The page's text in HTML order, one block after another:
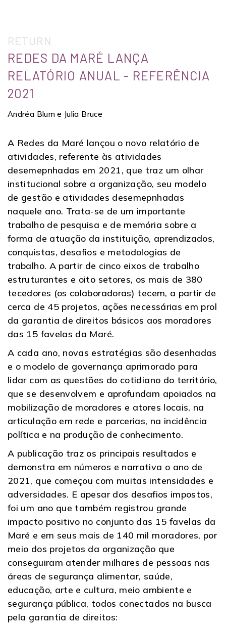
RETURN
REDES DA MARÉ LANÇA
RELATÓRIO ANUAL - REFERÊNCIA
2021
Andréa Blum e Julia Bruce
A Redes da Maré lançou o novo relatório de
atividades, referente às atividades
desemepnhadas em 2021, que traz um olhar
institucional sobre a organização, seu modelo
de gestão e atividades desemepnhadas
naquele ano. Trata-se de um importante
trabalho de pesquisa e de memória sobre a
forma de atuação da instituição, aprendizados,
conquistas, desafios e metodologias de
trabalho. A partir de cinco eixos de trabalho
estruturantes e oito setores, os mais de 380
tecedores (os colaboradoras) tecem, a partir de
cerca de 45 projetos, ações necessárias em prol
da garantia de direitos básicos aos moradores
das 15 favelas da Maré.
A cada ano, novas estratégias são desenhadas
e o modelo de governança aprimorado para
lidar com as questões do cotidiano do território,
que se desenvolvem e aprofundam apoiados na
mobilização de moradores e atores locais, na
articulação em rede e parcerias, na incidência
política e na produção de conhecimento.
A publicação traz os principais resultados e
demonstra em números e narrativa o ano de
2021, que começou com muitas intensidades e
adversidades. E apesar dos desafios impostos,
foi um ano que também registrou grande
impacto positivo no conjunto das 15 favelas da
Maré e em seus mais de 140 mil moradores, por
meio dos projetos da organização que
conseguiram atender milhares de pessoas nas
áreas de segurança alimentar, saúde,
educação, arte e cultura, meio ambiente e
segurança pública, todos conectados na busca
pela garantia de direitos: